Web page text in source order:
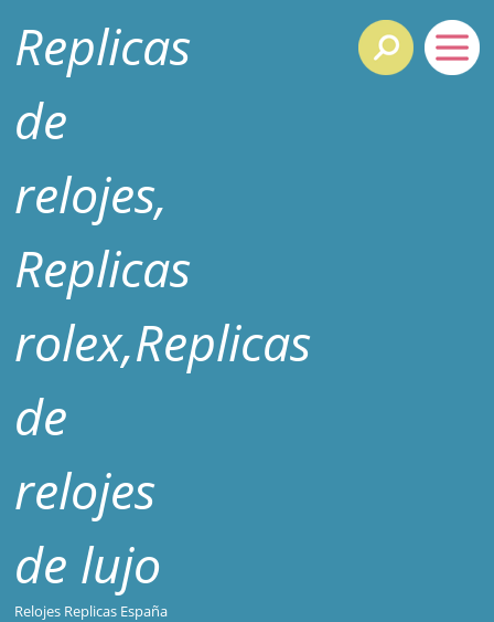
Replicas
de
relojes,
Replicas
rolex,Replicas
de
relojes
de lujo
Relojes Replicas España